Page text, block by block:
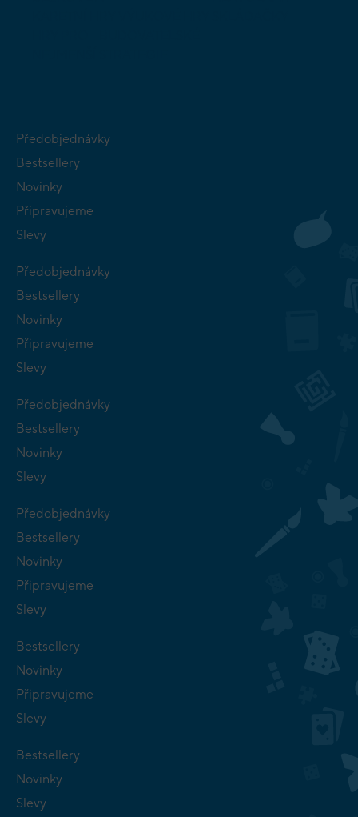
Předobjednávky
Bestsellery
Novinky
Připravujeme
Slevy
Předobjednávky
Bestsellery
Novinky
Připravujeme
Slevy
Předobjednávky
Bestsellery
Novinky
Slevy
Předobjednávky
Bestsellery
Novinky
Připravujeme
Slevy
Bestsellery
Novinky
Připravujeme
Slevy
Bestsellery
Novinky
Slevy